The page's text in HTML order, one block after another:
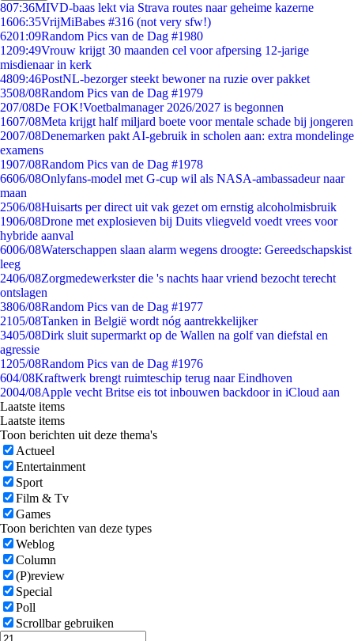
807:36MIVD-baas lekt via Strava routes naar geheime kazerne
1606:35VrijMiBabes #316 (not very sfw!)
6201:09Random Pics van de Dag #1980
1209:49Vrouw krijgt 30 maanden cel voor afpersing 12-jarige
misdienaar in kerk
4809:46PostNL-bezorger steekt bewoner na ruzie over pakket
3508/08Random Pics van de Dag #1979
207/08De FOK!Voetbalmanager 2026/2027 is begonnen
1607/08Meta krijgt half miljard boete voor mentale schade bij jongeren
2007/08Denemarken pakt AI-gebruik in scholen aan: extra mondelinge
examens
1907/08Random Pics van de Dag #1978
6606/08Onlyfans-model met G-cup wil als NASA-ambassadeur naar
maan
2506/08Huisarts per direct uit vak gezet om ernstig alcoholmisbruik
1906/08Drone met explosieven bij Duits vliegveld voedt vrees voor
hybride aanval
6006/08Waterschappen slaan alarm wegens droogte: Gereedschapskist
leeg
2406/08Zorgmedewerkster die 's nachts haar vriend bezocht terecht
ontslagen
3806/08Random Pics van de Dag #1977
2105/08Tanken in België wordt nóg aantrekkelijker
3405/08Dirk sluit supermarkt op de Wallen na golf van diefstal en
agressie
1205/08Random Pics van de Dag #1976
604/08Kraftwerk brengt ruimteschip terug naar Eindhoven
2004/08Apple vecht Britse eis tot inbouwen backdoor in iCloud aan
Laatste items
Laatste items
Toon berichten uit deze thema's
Actueel
Entertainment
Sport
Film & Tv
Games
Toon berichten van deze types
Weblog
Column
(P)review
Special
Poll
Scrollbar gebruiken